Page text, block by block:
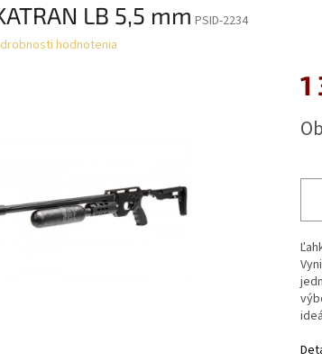
LB 5,5 mm PSID-2234
hodnotenia
1